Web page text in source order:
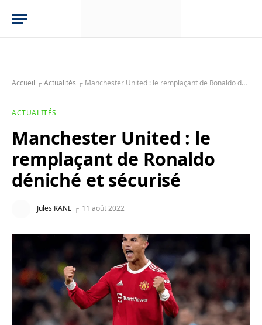
Accueil ┌Actualités ┌ Manchester United : le remplaçant de Ronaldo déniché et sécurisé
ACTUALITÉS
Manchester United : le
remplaçant de Ronaldo
déniché et sécurisé
Jules KANE 11 août 2022